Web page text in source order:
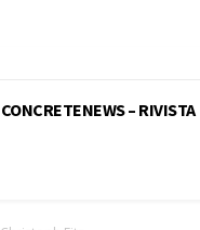
CONCRETENEWS – RIVISTA